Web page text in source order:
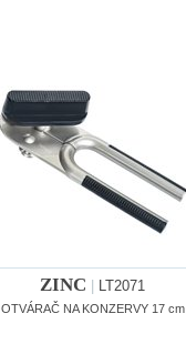
ZINC LT2071
OTVÁRAČ NA KONZERVY 17 cm